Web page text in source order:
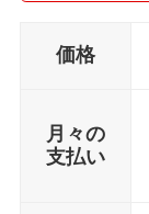
価格
月々の
支払い